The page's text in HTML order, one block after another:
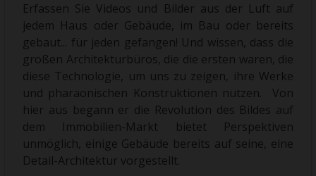
Erfassen Sie Videos und Bilder aus der Luft auf
jedem Haus oder Gebäude, im Bau oder bereits
gebaut... für jeden gefangen! Und wissen, dass die
großen Architekturbüros, die die ersten waren, die
diese Technologie, um uns zu zeigen, ihre Werke
und pharaonischen Konstruktionen nutzen. Von
hier aus begann er die Revolution des Bildes auf
dem Immobilien-Markt bietet Perspektiven
unmöglich, einige Gebäude bereits auf seine, eine
Detail-Architektur vorgestellt.